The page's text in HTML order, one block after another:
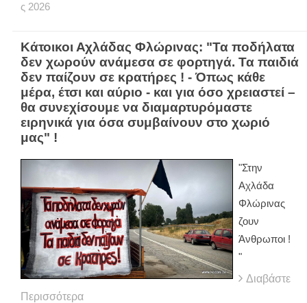
ς 2026
Κάτοικοι Αχλάδας Φλώρινας: "Τα ποδήλατα
δεν χωρούν ανάμεσα σε φορτηγά. Τα παιδιά
δεν παίζουν σε κρατήρες ! - Όπως κάθε
μέρα, έτσι και αύριο - και για όσο χρειαστεί –
θα συνεχίσουμε να διαμαρτυρόμαστε
ειρηνικά για όσα συμβαίνουν στο χωριό
μας" !
"Στην
Αχλάδα
Φλώρινας
ζουν
Άνθρωποι !
"
Διαβάστε
Περισσότερα